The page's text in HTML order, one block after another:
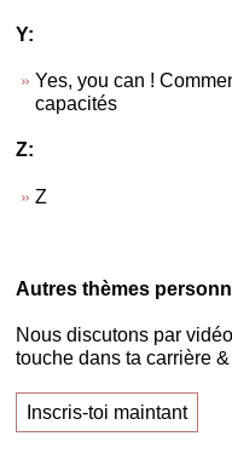
Y:
Yes, you can !
capacités
Z:
Z
Autres thèmes
Nous discutons par
touche dans ta carrière
Inscris-toi maintant